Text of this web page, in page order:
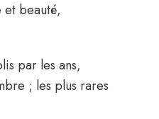
et beauté,
par les ans,
; les plus rares